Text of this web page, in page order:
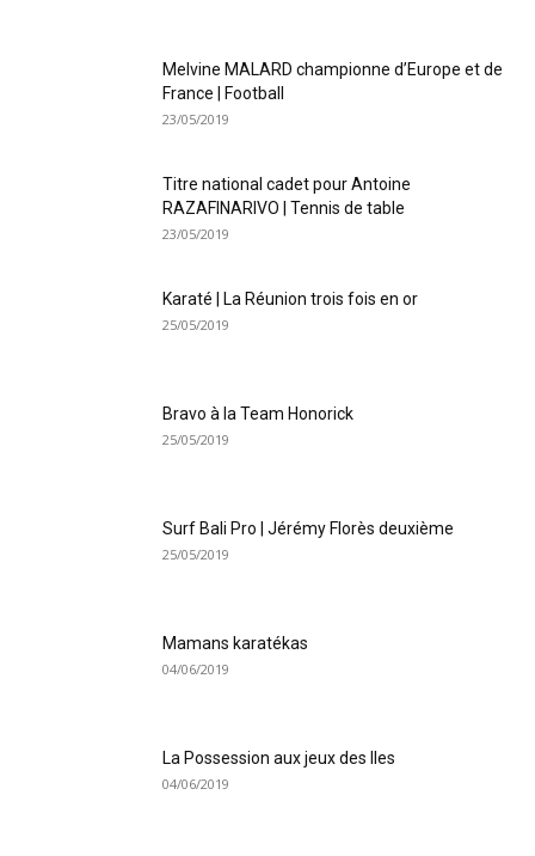
Melvine MALARD championne d’Europe et de
France | Football
23/05/2019
Titre national cadet pour Antoine
RAZAFINARIVO | Tennis de table
23/05/2019
Karaté | La Réunion trois fois en or
25/05/2019
Bravo à la Team Honorick
25/05/2019
Surf Bali Pro | Jérémy Florès deuxième
25/05/2019
Mamans karatékas
04/06/2019
La Possession aux jeux des Iles
04/06/2019